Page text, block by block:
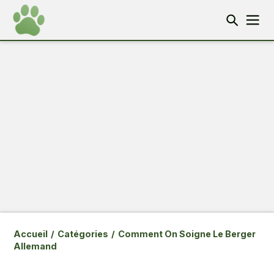
Accueil / Catégories / Comment On Soigne Le Berger
Allemand